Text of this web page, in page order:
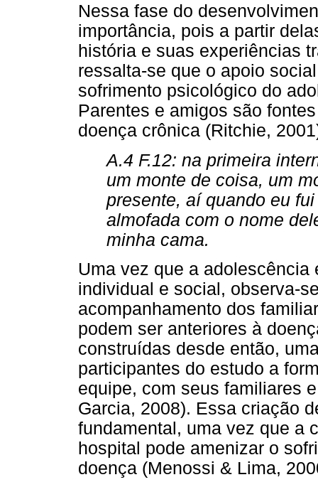
Nessa fase do
importância, pois a partir
história e suas experiências
ressalta-se que o apoio
sofrimento psicológico do
Parentes e amigos são
doença crônica (Ritchie,
A.4 F.12: na primeira
um monte de coisa, um
presente, aí quando eu
almofada com o nome
minha cama.
Uma vez que a
individual e social, observa-
acompanhamento dos
podem ser anteriores à
construídas desde então,
participantes do estudo a
equipe, com seus familiares
Garcia, 2008). Essa criação
fundamental, uma vez que a
hospital pode amenizar o
doença (Menossi & Lima,